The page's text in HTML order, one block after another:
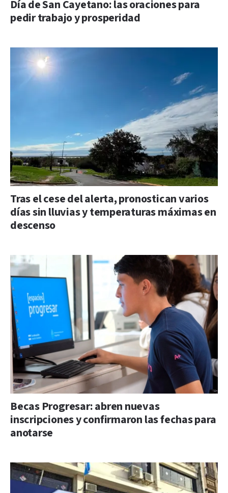
Día de San Cayetano: las oraciones para
pedir trabajo y prosperidad
Tras el cese del alerta, pronostican varios
días sin lluvias y temperaturas máximas en
descenso
Becas Progresar: abren nuevas
inscripciones y confirmaron las fechas para
anotarse